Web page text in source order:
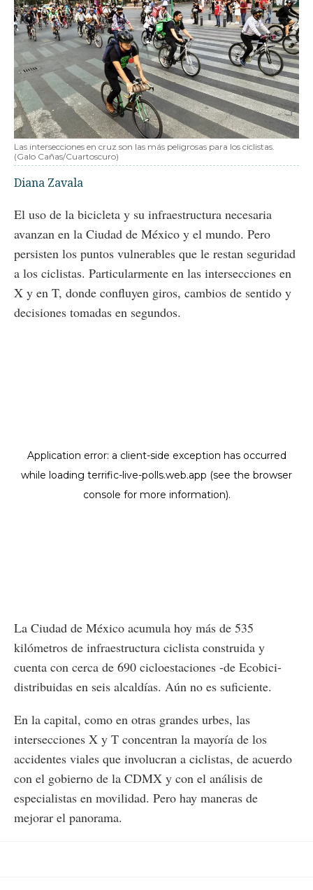
Las intersecciones en cruz son las más peligrosas para los ciclistas.
(Galo Cañas/Cuartoscuro)
Diana Zavala
El uso de la bicicleta y su infraestructura necesaria
avanzan en la Ciudad de México y el mundo. Pero
persisten los puntos vulnerables que le restan seguridad
a los ciclistas. Particularmente en las intersecciones en
X y en T, donde confluyen giros, cambios de sentido y
decisiones tomadas en segundos.
La Ciudad de México acumula hoy más de 535
kilómetros de infraestructura ciclista construida y
cuenta con cerca de 690 cicloestaciones -de Ecobici-
distribuidas en seis alcaldías. Aún no es suficiente.
En la capital, como en otras grandes urbes, las
intersecciones X y T concentran la mayoría de los
accidentes viales que involucran a ciclistas, de acuerdo
con el gobierno de la CDMX y con el análisis de
especialistas en movilidad. Pero hay maneras de
mejorar el panorama.